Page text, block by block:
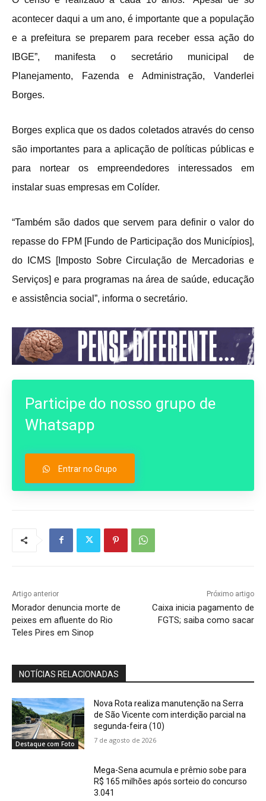
acontecer daqui a um ano, é importante que a população
e a prefeitura se preparem para receber essa ação do
IBGE”, manifesta o secretário municipal de
Planejamento, Fazenda e Administração, Vanderlei
Borges.
Borges explica que os dados coletados através do censo
são importantes para a aplicação de políticas públicas e
para nortear os empreendedores interessados em
instalar suas empresas em Colíder.
“Também são dados que servem para definir o valor do
repasse do FPM [Fundo de Participação dos Municípios],
do ICMS [Imposto Sobre Circulação de Mercadorias e
Serviços] e para programas na área de saúde, educação
e assistência social”, informa o secretário.
Participe do nosso grupo de
Whatsapp
Entrar no Grupo
Artigo anterior
Morador denuncia morte de
peixes em afluente do Rio
Teles Pires em Sinop
Próximo artigo
Caixa inicia pagamento de
FGTS; saiba como sacar
NOTÍCIAS RELACIONADAS
Destaque com Foto
Nova Rota realiza manutenção na Serra
de São Vicente com interdição parcial na
segunda-feira (10)
7 de agosto de 2026
Mega-Sena acumula e prêmio sobe para
R$ 165 milhões após sorteio do concurso
3.041